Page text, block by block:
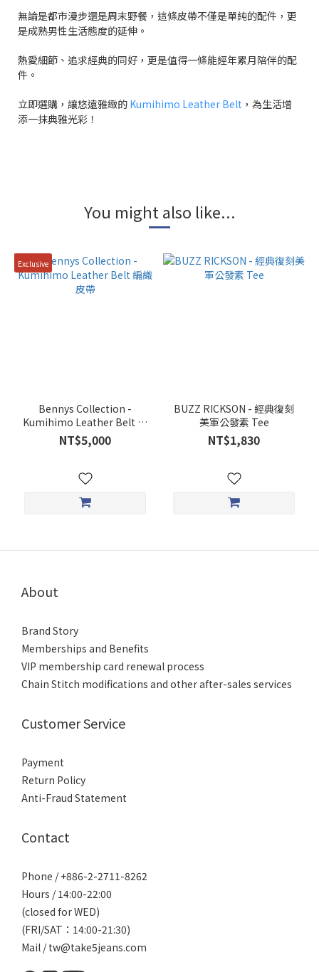
無論是都市漫步還是周末野餐，這條皮帶不僅是單純的配件，更
是成熟男性生活態度的延伸。
熱愛細節、追求經典的同好，更是值得一條能經年累月陪伴的配
件。
立即選購，讓悠遠雅緻的 Kumihimo Leather Belt ，為生活增
添一抹典雅光彩！
You might also like...
Exclusive
Bennys Collection -
Kumihimo Leather Belt 編
織皮帶
NT$5,000
BUZZ RICKSON - 經典復刻
美軍公發素 Tee
NT$1,830
About
Brand Story
Memberships and Benefits
VIP membership card renewal process
Chain Stitch modifications and other after-sales services
Customer Service
Payment
Return Policy
Anti-Fraud Statement
Contact
Phone / +886-2-2711-8262
Hours / 14:00-22:00
(closed for WED)
(FRI/SAT：14:00-21:30)
Mail / tw@take5jeans.com